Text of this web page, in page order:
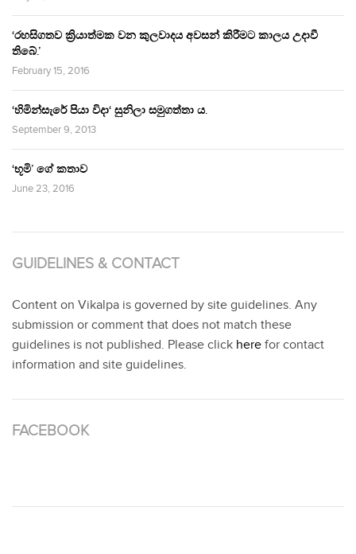
‘රහසිගතව ක්‍රියාත්මක වන කුලවාදය අවසන් කිරීමට කාලය උදාවී
තිබේ.’
February 15, 2016
‘හිමින්සැරේ පියා විදා‘ සුනිලා සමුගත්තා ය.
September 9, 2013
‘භූමි’ ගේ කතාව
June 23, 2016
GUIDELINES & CONTACT
Content on Vikalpa is governed by site guidelines. Any
submission or comment that does not match these
guidelines is not published. Please click here for contact
information and site guidelines.
FACEBOOK